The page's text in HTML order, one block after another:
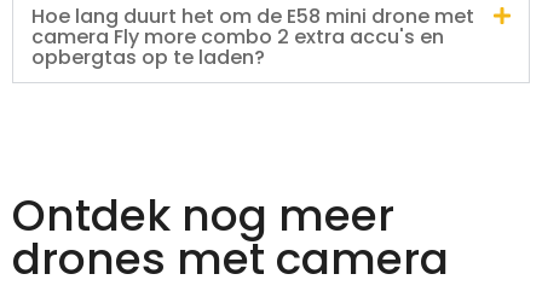
Hoe lang duurt het om de E58 mini drone met
camera Fly more combo 2 extra accu's en
opbergtas op te laden?
Ontdek nog meer
drones met camera